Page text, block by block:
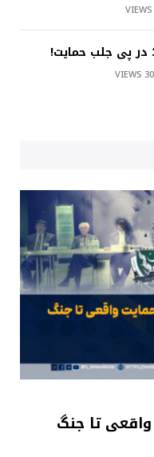
VIEWS
در پی جلب حمایت!
VIEWS
تا جنگ